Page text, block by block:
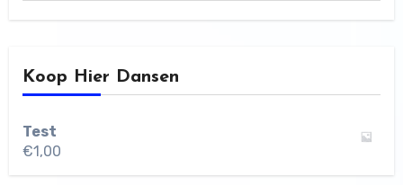
Koop Hier Dansen
Test
€1,00